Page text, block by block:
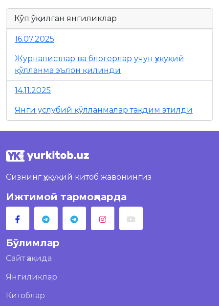
Кўп ўқилган янгиликлар
16.07.2025
Журналистлар ва блогерлар учун ҳуқуқий
қўлланма эълон қилинди
14.11.2025
Янги услубий қўлланмалар тақдим этилди
Сизнинг ҳуқуқий китоб жавонингиз
Ижтимой тармоқларда
Бўлимлар
Сайт ҳақида
Янгиликлар
Китоблар